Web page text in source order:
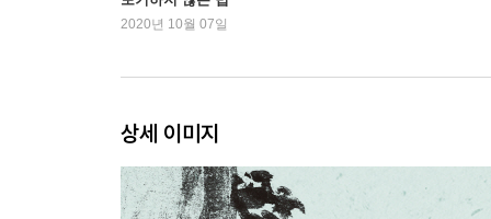
전도몽상의 마음을 끊어내다_하세가와 도하쿠, [남
쇠똥 화로에서 향내가 나다_타쿠앙 소호, [나찬외
소와 함께 떠나는 선의 길_작자 미상, [목우도]
집착하는 마음을 버려라_셋손 슈케이, [원후착월도]
2020년 10월 07일
상세 이미지